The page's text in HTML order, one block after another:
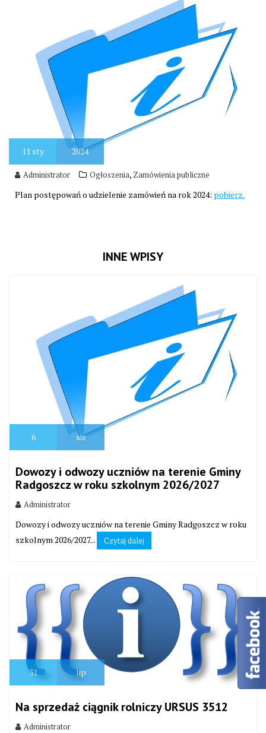
11 sty 2024
Administrator Ogłoszenia, Zamówienia publiczne
Plan postępowań o udzielenie zamówień na rok 2024: pobierz.
INNE WPISY
6 sie
Dowozy i odwozy uczniów na terenie Gminy
Radgoszcz w roku szkolnym 2026/2027
Administrator
Dowozy i odwozy uczniów na terenie Gminy Radgoszcz w roku
szkolnym 2026/2027...
Czytaj dalej
31 lip
Na sprzedaż ciągnik rolniczy URSUS 3512
Administrator